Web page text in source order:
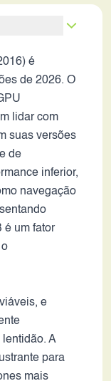
é
de 2026. O
lidar com
suas versões
de
inferior,
navegação
é um fator
e
A
para
mais